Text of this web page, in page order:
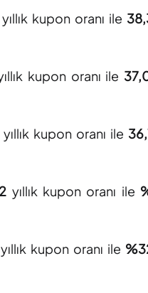
yıllık kupon oranı ile
kupon oranı ile
kupon oranı ile
yıllık kupon oranı ile
yıllık kupon oranı ile